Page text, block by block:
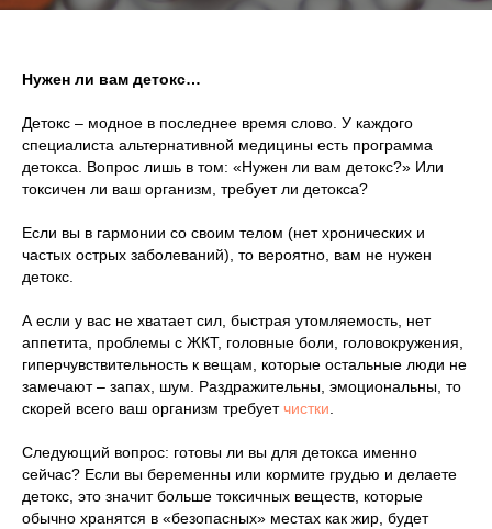
Нужен ли вам детокс…
Детокс – модное в последнее время слово. У каждого
специалиста альтернативной медицины есть программа
детокса. Вопрос лишь в том: «Нужен ли вам детокс?» Или
токсичен ли ваш организм, требует ли детокса?
Если вы в гармонии со своим телом (нет хронических и
частых острых заболеваний), то вероятно, вам не нужен
детокс.
А если у вас не хватает сил, быстрая утомляемость, нет
аппетита, проблемы с ЖКТ, головные боли, головокружения,
гиперчувствительность к вещам, которые остальные люди не
замечают – запах, шум. Раздражительны, эмоциональны, то
скорей всего ваш организм требуетчистки
Следующий вопрос: готовы ли вы для детокса именно
сейчас? Если вы беременны или кормите грудью и делаете
детокс, это значит больше токсичных веществ, которые
обычно хранятся в «безопасных» местах как жир, будет